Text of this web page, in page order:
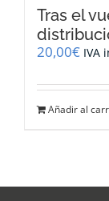
Tras el
20,00€ IVA
Añadir al